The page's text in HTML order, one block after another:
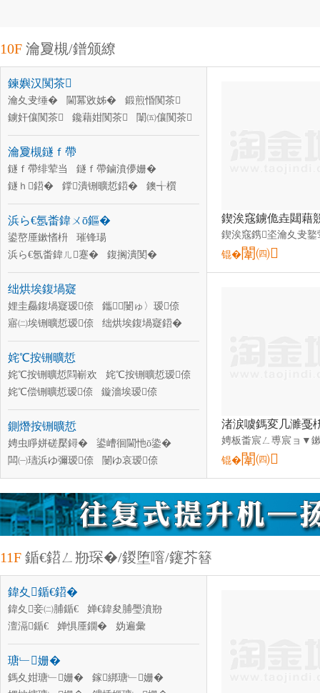
10F 瀹夐槻/鐠颁繚
鍊嬩汉闃茶
瀹夊叏缍� 閫冪敓姊�
鍛煎惛闃茶
鐪奸儴闃茶
鑱藉姏闃茶
闈㈤儴闃茶
鎵嬮儴闃茶
瓒抽儴闃茶
韬珨闃茶
闋儴闃茶
澧滆惤闃茶
瀹夐槻鐩ｆ帶
鐩ｆ帶绯荤当
鐩ｆ帶鏀濆儚姗�
鐩ｈ鍣�
鐣潰铏曠悊鍣�
鐭╅櫍
绶ㄧ⒓鍣�
璀风僵
浜戣嚭
鐩ｆ帶鍣ㄦ敮鏋�
鐩ｆ帶涓绘
鏅鸿兘鐞�
浜ら€氬畨鍏ㄨō鏂�
鍙嶅厜鏉愭枡
璀锋瑒
浜ら€氬畨鍏ㄦ蹇�
鍑搁潰閺�
閬撻嚇
浜ら€氬畨鍏ㄦ湇瑁�
閬撹矾娓涢€熻ō鍌�
璺殰
璀锋瑒缍�
绌烘埃鍑堝寲
娌圭厵鍑堝寲瑷倷
鑴～闄ゅ〉瑷倷
寤㈡埃铏曠悊瑷倷
绌烘埃鍑堝寲鍣�
绌烘埃鍑堝寲瑷倷
灏炬埃铏曠悊瑁濈疆
绌烘埃鍑堝寲鍣�
寤㈡埃鍚搁檮瑁濈疆
闄ゅ〉瑷倷閰嶄欢
姹℃按铏曠悊
姹℃按铏曠悊閰嶄欢
姹℃按铏曠悊瑷倷
姹℃偿铏曠悊瑷倷
鏇濇埃瑷倷
娌规按鍒嗛洟瑷倷
姘ｆ诞瑷倷
娌夋穩姹�
娼锋按鍣�
鍘熸按铏曠悊
娉虫睜姘磋檿鐞�
鍙嶆徊閫忚ō鍌�
闆㈠瓙浜ゆ彌瑷倷
闄ゆ哀瑷倷
渚涙按瑷倷
姘存鑿屾秷姣掕ō鍌�
娴锋按娣″寲瑷倷
鐢熸椿椋茬敤姘磋檿鐞�
楂樼磾姘村埗鍙栬ō鍌�
锟�闈㈣
锟�闈㈣
11F 鍎€鍣ㄥ剙琛�/鍐堕噾/鑳芥簮
鍏夊鍎€鍣�
鍏夊妾㈡脯鍎€
婵€鍏夋脯璺濆剙
澶滆鍎€
婵惧厜鐗�
妫遍彙
鍒嗗厜鍎€
鑹插樊瑷�
鏀惧ぇ閺�
缍撶矾鍎€
鍒嗗厜鍏夊害瑷�
瑭﹂姗�
鎷夊姏瑭﹂姗�
鎵綁瑭﹂姗�